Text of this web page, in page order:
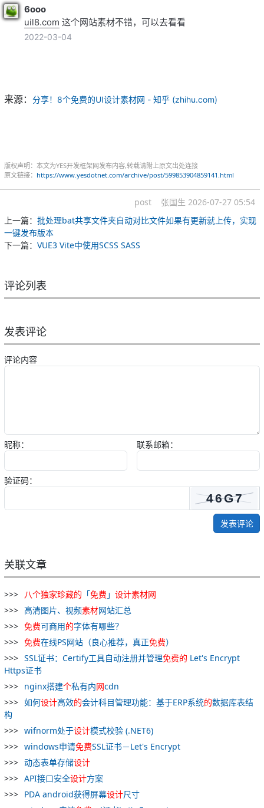
6ooo
uil8.com 这个网站素材不错，可以去看看
2022-03-04
来源： 分享！8个免费的UI设计素材网 - 知乎 (zhihu.com)
版权声明：本文为YES开发框架网发布内容,转载请附上原文出处连接
原文链接： https://www.yesdotnet.com/archive/post/599853904859141.html
post 张国生 2026-07-27 05:54
上一篇： 批处理bat共享文件夹自动对比文件如果有更新就上传，实现
一键发布版本
下一篇： VUE3 Vite中使用SCSS SASS
评论列表
发表评论
评论内容
昵称： 联系邮箱：
验证码：
发表评论
关联文章
八个独家珍藏的 「免费 」 设计素材网
高清图片、视频素材网站汇总
免费可商用的字体有哪些？
免费在线PS网站（良心推荐，真正免费）
SSL证书：Certify工具自动注册并管理免费的 Let's Encrypt
Https证书
nginx搭建个私有内网cdn
如何设计高效的会计科目管理功能：基于ERP系统的数据库表结
构
wifnorm处于设计模式校验 (.NET6)
windows申请免费SSL证书－Let's Encrypt
动态表单存储设计
API接口安全设计方案
PDA android获得屏幕设计尺寸